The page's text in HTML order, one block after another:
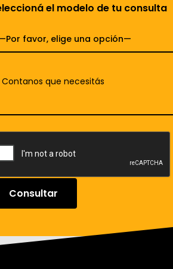
el modelo de tu consulta